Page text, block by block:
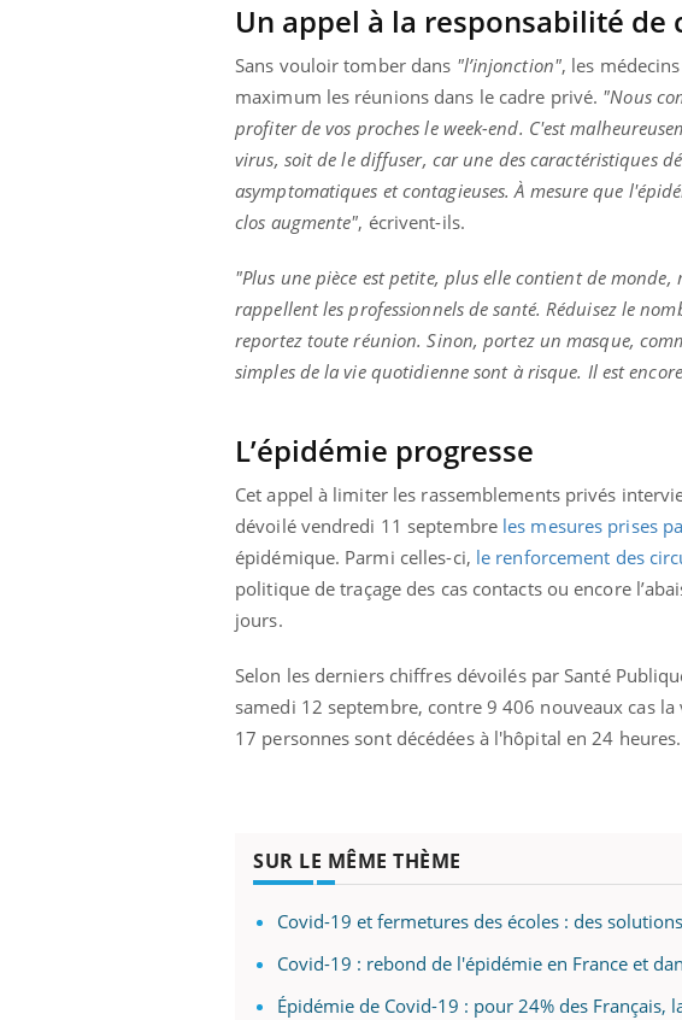
Un appel à la responsabilité de
Sans vouloir tomber dans "l’injonction", les
maximum les réunions dans le cadre privé. "Nous
profiter de vos proches le week-end. C'est
virus, soit de le diffuser, car une des caractéristiques
asymptomatiques et contagieuses. À mesure que
clos augmente", écrivent-ils.
"Plus une pièce est petite, plus elle contient de monde,
rappellent les professionnels de santé. Réduisez le
reportez toute réunion. Sinon, portez un masque,
simples de la vie quotidienne sont à risque. Il est
L’épidémie progresse
Cet appel à limiter les rassemblements privés
dévoilé vendredi 11 septembre les mesures prises
épidémique. Parmi celles-ci, le renforcement des
politique de traçage des cas contacts ou encore
jours.
Selon les derniers chiffres dévoilés par Santé
samedi 12 septembre, contre 9 406 nouveaux cas
17 personnes sont décédées à l'hôpital en 24 heures.
SUR LE MÊME THÈME
Covid-19 et fermetures des écoles : des
Covid-19 : rebond de l'épidémie en France et
Épidémie de Covid-19 : pour 24% des Français,
Insuline & Charge mentale : et si on
osait en parler??Youtube
En 2026, l'insuline dans le diabète de type 2
reste entourée d'idées reçues chez les
patients comme parfois chez les soignants.
préparer pour
L'été arrive… et
rythme de vie !
sont ...